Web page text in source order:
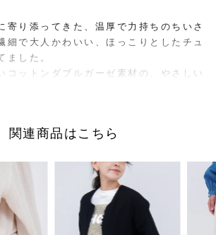
寄り添ってきた、温厚で力持ちのちいさ
細で大人かわいい、ほっこりとしたチュ
した。
コットンダブルガーゼ素材の、やさしい
いるので、結んでガウンのようにもお使
ーズは
63cm、肩幅62cm
関連商品はこちら